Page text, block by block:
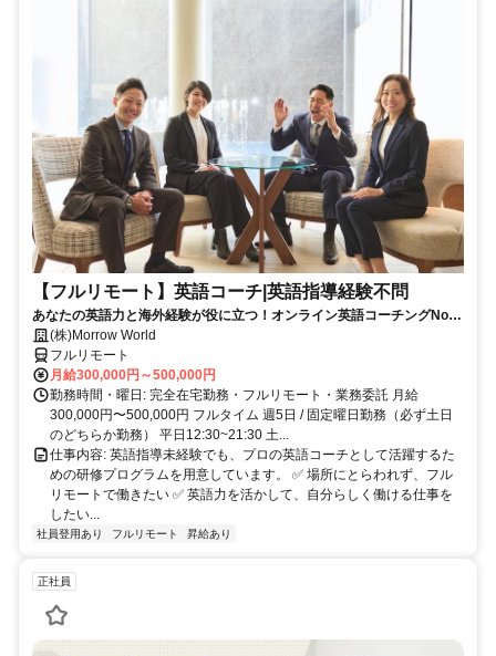
【フルリモート】英語コーチ|英語指導経験不問
あなたの英語力と海外経験が役に立つ！オンライン英語コーチングNo1
のイングリード
(株)Morrow World
フルリモート
月給300,000円～500,000円
勤務時間・曜日: 完全在宅勤務・フルリモート・業務委託 月給
300,000円〜500,000円 フルタイム 週5日 / 固定曜日勤務（必ず土日
のどちらか勤務） 平日12:30~21:30 土...
仕事内容: 英語指導未経験でも、プロの英語コーチとして活躍するた
めの研修プログラムを用意しています。 ✅ 場所にとらわれず、フル
リモートで働きたい ✅ 英語力を活かして、自分らしく働ける仕事を
したい...
社員登用あり フルリモート 昇給あり
正社員